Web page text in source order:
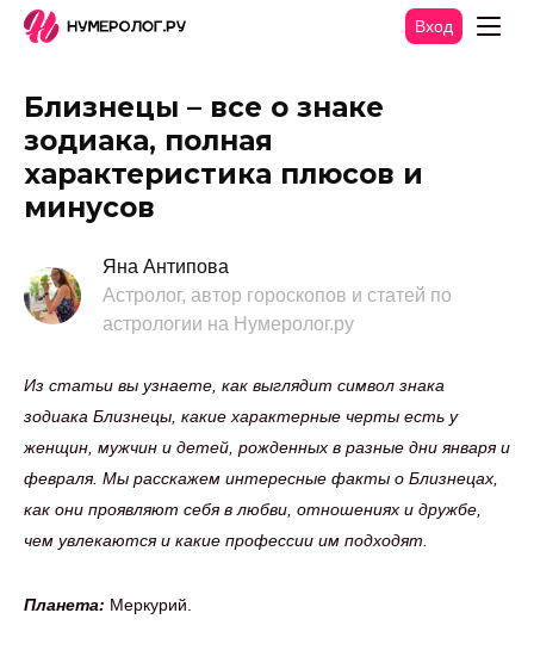
Вход
Близнецы – все о знаке
зодиака, полная
характеристика плюсов и
минусов
Яна Антипова
Астролог, автор гороскопов и статей по
астрологии на Нумеролог.ру
Из статьи вы узнаете, как выглядит символ знака
зодиака Близнецы, какие характерные черты есть у
женщин, мужчин и детей, рожденных в разные дни января и
февраля. Мы расскажем интересные факты о Близнецах,
как они проявляют себя в любви, отношениях и дружбе,
чем увлекаются и какие профессии им подходят.
Планета: Меркурий.